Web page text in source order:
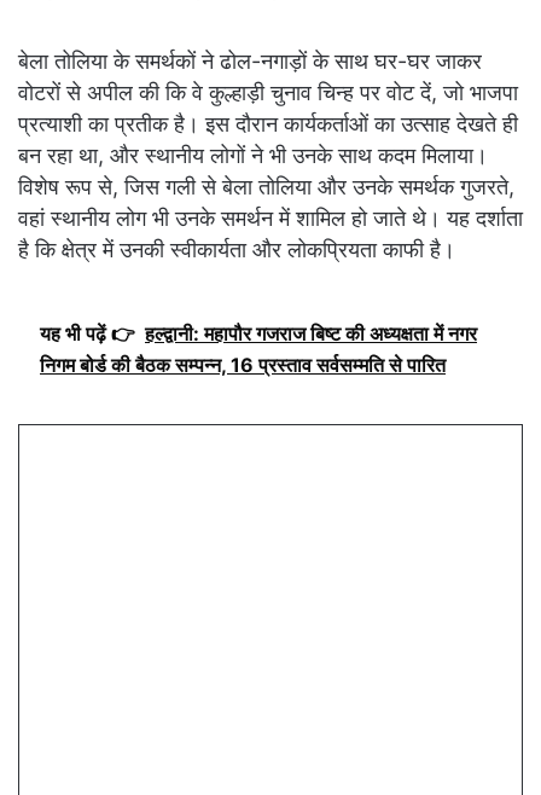
बेला तोलिया के समर्थकों ने ढोल-नगाड़ों के साथ घर-घर जाकर
वोटरों से अपील की कि वे कुल्हाड़ी चुनाव चिन्ह पर वोट दें, जो भाजपा
प्रत्याशी का प्रतीक है। इस दौरान कार्यकर्ताओं का उत्साह देखते ही
बन रहा था, और स्थानीय लोगों ने भी उनके साथ कदम मिलाया।
विशेष रूप से, जिस गली से बेला तोलिया और उनके समर्थक गुजरते,
वहां स्थानीय लोग भी उनके समर्थन में शामिल हो जाते थे। यह दर्शाता
है कि क्षेत्र में उनकी स्वीकार्यता और लोकप्रियता काफी है।
यह भी पढ़ें 👉 हल्द्वानी: महापौर गजराज बिष्ट की अध्यक्षता में नगर
निगम बोर्ड की बैठक सम्पन्न, 16 प्रस्ताव सर्वसम्मति से पारित